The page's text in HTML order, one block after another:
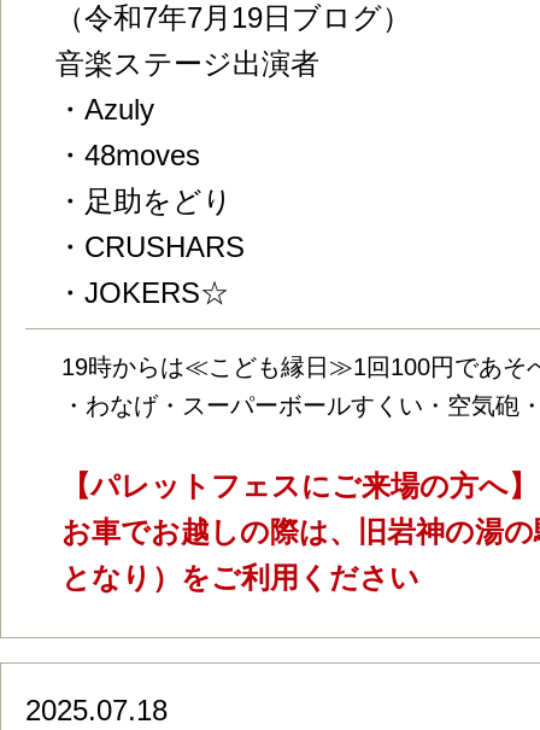
（令和7年7月19日ブログ）
音楽ステージ出演者
・Azuly
・48moves
・足助をどり
・CRUSHARS
・JOKERS☆
19時からは≪こども縁日≫1回100円であそ
・わなげ・スーパーボールすくい・空気砲
【パレットフェスにご来場の方へ】
お車でお越しの際は、旧岩神の湯
となり）をご利用ください
2025.07.18